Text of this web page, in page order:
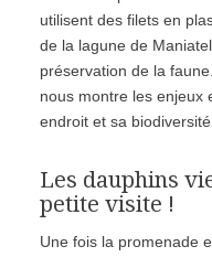
utilisent des filets en
de la lagune de
préservation de la
nous montre les enjeux
endroit et sa
Les dauphins
petite visite !
Une fois la promenade